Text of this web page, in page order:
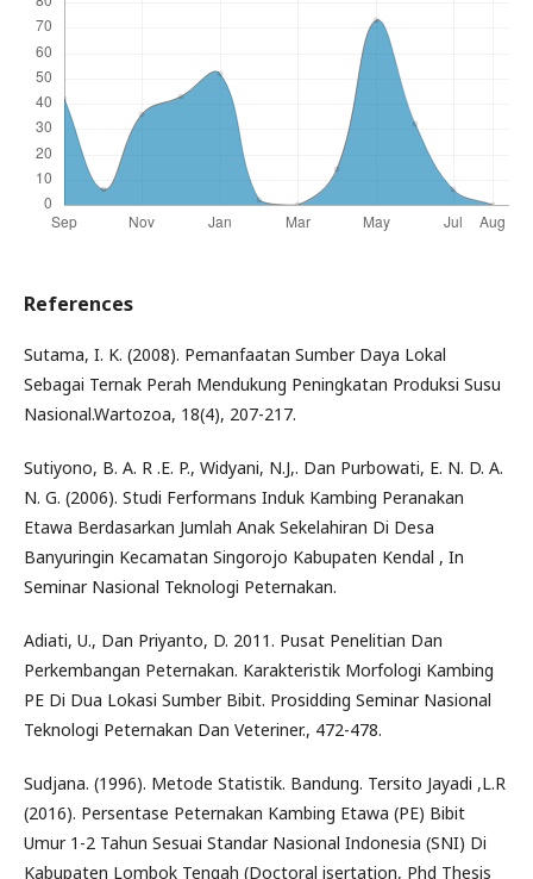
References
Sutama, I. K. (2008). Pemanfaatan Sumber Daya Lokal
Sebagai Ternak Perah Mendukung Peningkatan Produksi Susu
Nasional.Wartozoa, 18(4), 207-217.
Sutiyono, B. A. R .E. P., Widyani, N.J,. Dan Purbowati, E. N. D. A.
N. G. (2006). Studi Ferformans Induk Kambing Peranakan
Etawa Berdasarkan Jumlah Anak Sekelahiran Di Desa
Banyuringin Kecamatan Singorojo Kabupaten Kendal , In
Seminar Nasional Teknologi Peternakan.
Adiati, U., Dan Priyanto, D. 2011. Pusat Penelitian Dan
Perkembangan Peternakan. Karakteristik Morfologi Kambing
PE Di Dua Lokasi Sumber Bibit. Prosidding Seminar Nasional
Teknologi Peternakan Dan Veteriner., 472-478.
Sudjana. (1996). Metode Statistik. Bandung. Tersito Jayadi ,L.R
(2016). Persentase Peternakan Kambing Etawa (PE) Bibit
Umur 1-2 Tahun Sesuai Standar Nasional Indonesia (SNI) Di
Kabupaten Lombok Tengah (Doctoral isertation, Phd Thesis